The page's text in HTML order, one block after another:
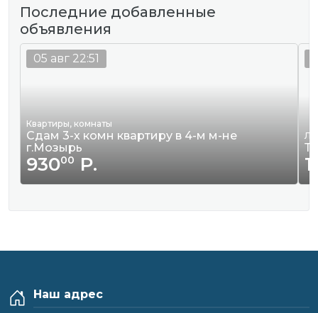
Последние добавленные
объявления
Квартиры, комнаты
Сдам 3-х комн квартиру в 4-м м-не
г.Мозырь
93000 Р.
05 авг 22:51
Наш адрес